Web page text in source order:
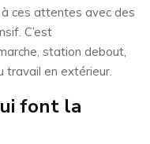
ces attentes avec des
C’est
station debout,
travail en extérieur.
font la